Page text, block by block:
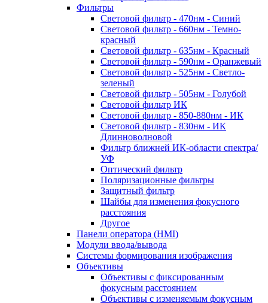
Фильтры
Световой фильтр - 470нм - Синий
Световой фильтр - 660нм - Темно-
красный
Световой фильтр - 635нм - Красный
Световой фильтр - 590нм - Оранжевый
Световой фильтр - 525нм - Светло-
зеленый
Световой фильтр - 505нм - Голубой
Световой фильтр ИК
Световой фильтр - 850-880нм - ИК
Световой фильтр - 830нм - ИК
Длинноволновой
Фильтр ближней ИК-области спектра/
УФ
Оптический фильтр
Поляризационные фильтры
Защитный фильтр
Шайбы для изменения фокусного
расстояния
Другое
Панели оператора (HMI)
Модули ввода/вывода
Системы формирования изображения
Объективы
Объективы с фиксированным
фокусным расстоянием
Объективы с изменяемым фокусным